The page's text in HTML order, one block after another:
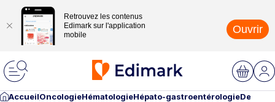
Retrouvez les contenus
Edimark sur l'application
mobile
Ouvrir
AccueilOncologieHématologieHépato-gastroentérologie